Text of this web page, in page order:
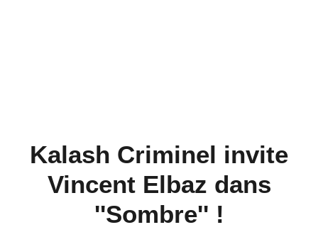
Kalash Criminel invite
Vincent Elbaz dans
''Sombre'' !